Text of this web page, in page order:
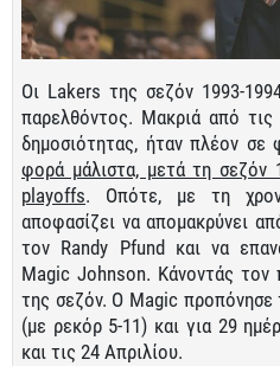
Οι Lakers της σεζόν 1993-
παρελθόντος. Μακριά από
δημοσιότητας, ήταν πλέον σε
φορά μάλιστα, μετά τη σεζόν
playoffs. Οπότε, με τη
αποφασίζει να απομακρύνει
τον Randy Pfund και να
Magic Johnson. Κάνοντάς τον
της σεζόν. Ο Magic προπόνησε
(με ρεκόρ 5-11) και για 29
και τις 24 Απριλίου.